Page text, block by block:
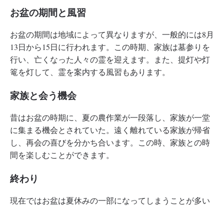
お盆の期間と風習
お盆の期間は地域によって異なりますが、一般的には8月
13日から15日に行われます。この時期、家族は墓参りを
行い、亡くなった人々の霊を迎えます。また、提灯や灯
篭を灯して、霊を案内する風習もあります。
家族と会う機会
昔はお盆の時期に、夏の農作業が一段落し、家族が一堂
に集まる機会とされていた。遠く離れている家族が帰省
し、再会の喜びを分かち合います。この時、家族との時
間を楽しむことができます。
終わり
現在ではお盆は夏休みの一部になってしまうことが多い